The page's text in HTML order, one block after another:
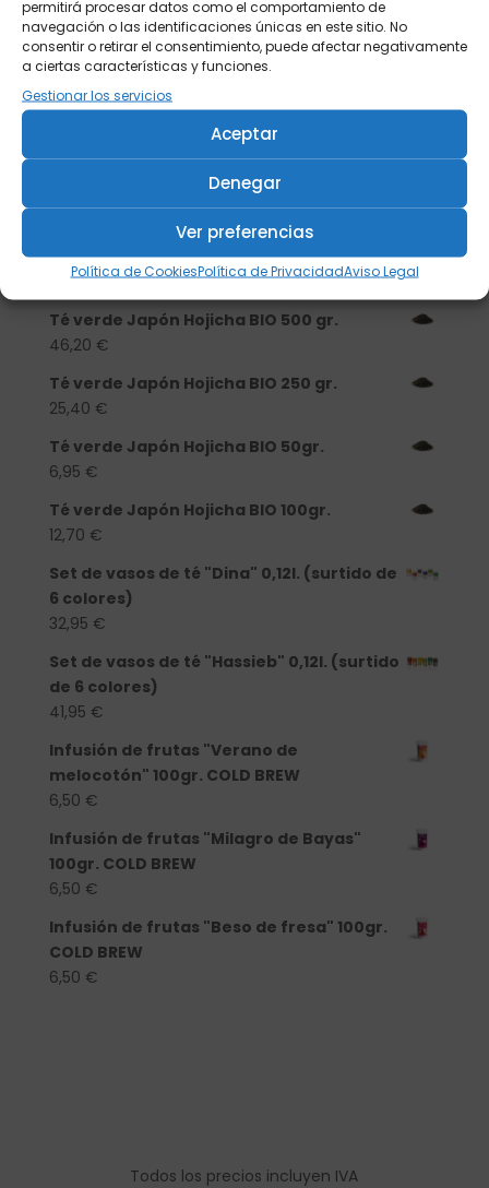
permitirá procesar datos como el comportamiento de
navegación o las identificaciones únicas en este sitio. No
consentir o retirar el consentimiento, puede afectar negativamente
a ciertas características y funciones.
Gestionar los servicios
Aceptar
Denegar
Ver preferencias
Política de CookiesPolítica de PrivacidadAviso Legal
Tisanera "Christmas Cats" 0,25l.
porcelana
13,90€
Té verde Japón Hojicha BIO 500 gr.
46,20 €
Té verde Japón Hojicha BIO 250 gr.
25,40 €
Té verde Japón Hojicha BIO 50gr.
6,95 €
Té verde Japón Hojicha BIO 100gr.
12,70 €
Set de vasos de té "Dina" 0,12l. (surtido de
6 colores)
32,95 €
Set de vasos de té "Hassieb" 0,12l. (surtido
de 6 colores)
41,95 €
Infusión de frutas "Verano de
melocotón" 100gr. COLD BREW
6,50 €
Infusión de frutas "Milagro de Bayas"
100gr. COLD BREW
6,50 €
Infusión de frutas "Beso de fresa" 100gr.
COLD BREW
6,50 €
Todos los precios incluyen IVA